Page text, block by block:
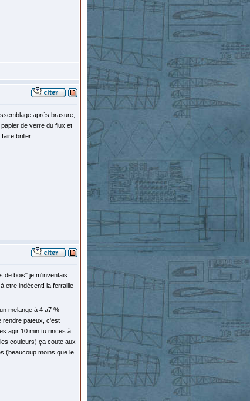
après brasure,
de verre du flux et
briller...
de bois" je m'inventais
etre indécent! la ferraille
melange à 4 a7 %
rendre pateux, c'est
agir 10 min tu rinces à
couleurs) ça coute aux
(beaucoup moins que le